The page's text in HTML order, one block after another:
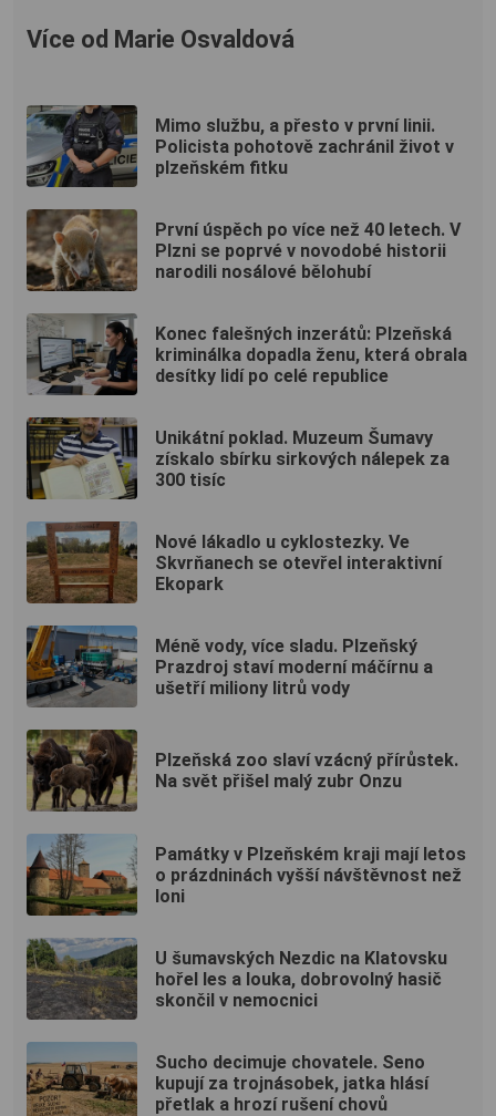
Více od Marie Osvaldová
Mimo službu, a přesto v první linii.
Policista pohotově zachránil život v
plzeňském fitku
První úspěch po více než 40 letech. V
Plzni se poprvé v novodobé historii
narodili nosálové bělohubí
Konec falešných inzerátů: Plzeňská
kriminálka dopadla ženu, která obrala
desítky lidí po celé republice
Unikátní poklad. Muzeum Šumavy
získalo sbírku sirkových nálepek za
300 tisíc
Nové lákadlo u cyklostezky. Ve
Skvrňanech se otevřel interaktivní
Ekopark
Méně vody, více sladu. Plzeňský
Prazdroj staví moderní máčírnu a
ušetří miliony litrů vody
Plzeňská zoo slaví vzácný přírůstek.
Na svět přišel malý zubr Onzu
Památky v Plzeňském kraji mají letos
o prázdninách vyšší návštěvnost než
loni
U šumavských Nezdic na Klatovsku
hořel les a louka, dobrovolný hasič
skončil v nemocnici
Sucho decimuje chovatele. Seno
kupují za trojnásobek, jatka hlásí
přetlak a hrozí rušení chovů